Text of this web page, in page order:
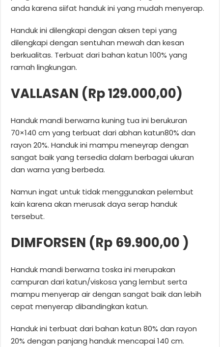
anda karena siifat handuk ini yang mudah menyerap.
Handuk ini dilengkapi dengan aksen tepi yang
dilengkapi dengan sentuhan mewah dan kesan
berkualitas. Terbuat dari bahan katun 100% yang
ramah lingkungan.
VALLASAN (Rp 129.000,00)
Handuk mandi berwarna kuning tua ini berukuran
70×140 cm yang terbuat dari abhan katun80% dan
rayon 20%. Handuk ini mampu meneyrap dengan
sangat baik yang tersedia dalam berbagai ukuran
dan warna yang berbeda.
Namun ingat untuk tidak menggunakan pelembut
kain karena akan merusak daya serap handuk
tersebut.
DIMFORSEN (Rp 69.900,00 )
Handuk mandi berwarna toska ini merupakan
campuran dari katun/viskosa yang lembut serta
mampu menyerap air dengan sangat baik dan lebih
cepat menyerap dibandingkan katun.
Handuk ini terbuat dari bahan katun 80% dan rayon
20% dengan panjang handuk mencapai 140 cm.